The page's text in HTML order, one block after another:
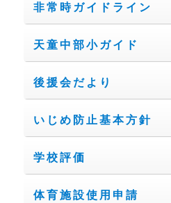
非常時ガイドライン
天童中部小ガイド
後援会だより
いじめ防止基本方針
学校評価
体育施設使用申請